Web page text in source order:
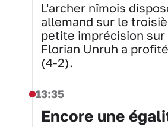
L'archer nîmois
allemand sur le
petite imprécision
Florian Unruh a
(4-2).
13:35
Encore une